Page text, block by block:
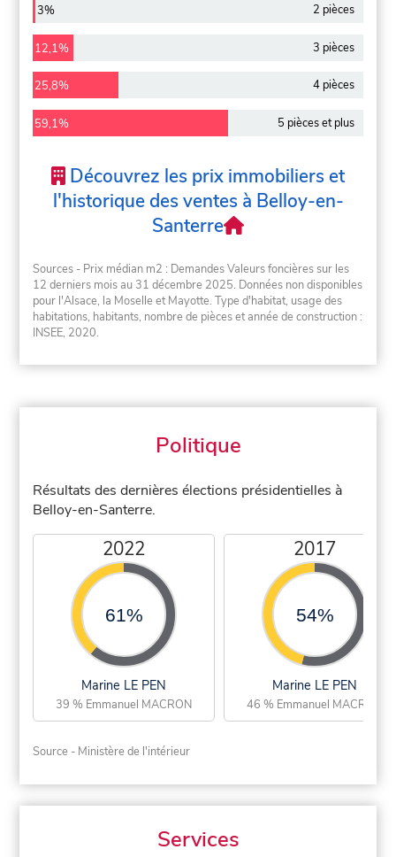
3% 2 pièces
12,1% 3 pièces
25,8% 4 pièces
59,1% 5 pièces et plus
Découvrez les prix immobiliers et
l'historique des ventes à Belloy-en-
Santerre
Sources - Prix médian m2 : Demandes Valeurs foncières sur les
12 derniers mois au 31 décembre 2025. Données non disponibles
pour l'Alsace, la Moselle et Mayotte. Type d'habitat, usage des
habitations, habitants, nombre de pièces et année de construction :
INSEE, 2020.
Politique
Résultats des dernières élections présidentielles à
Belloy-en-Santerre.
2022
61%
Marine LE PEN
39 % Emmanuel MACRON
2017
54%
Marine LE PEN
46 % Emmanuel MACRON
Source - Ministère de l'intérieur
Services